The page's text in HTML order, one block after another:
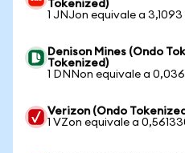
Tokenized)
1 JNJon equivale a 3,1093
Denison Mines (Ondo
Tokenized)
1 DNNon equivale a
Verizon (Ondo
1 VZon equivale a